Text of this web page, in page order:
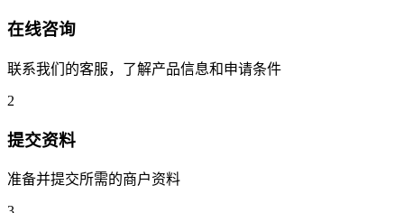
在线咨询
联系我们的客服，了解产品信息和申请条件
2
提交资料
准备并提交所需的商户资料